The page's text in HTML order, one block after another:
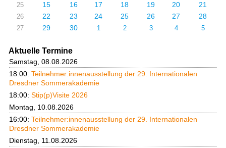
25 15 16 17 18 19 20 21
26 22 23 24 25 26 27 28
27 29 30 1 2 3 4 5
Aktuelle Termine
Samstag, 08.08.2026
18:00: Teilnehmer:innenausstellung der 29. Internationalen
Dresdner Sommerakademie
18:00: Stip(p)Visite 2026
Montag, 10.08.2026
16:00: Teilnehmer:innenausstellung der 29. Internationalen
Dresdner Sommerakademie
Dienstag, 11.08.2026